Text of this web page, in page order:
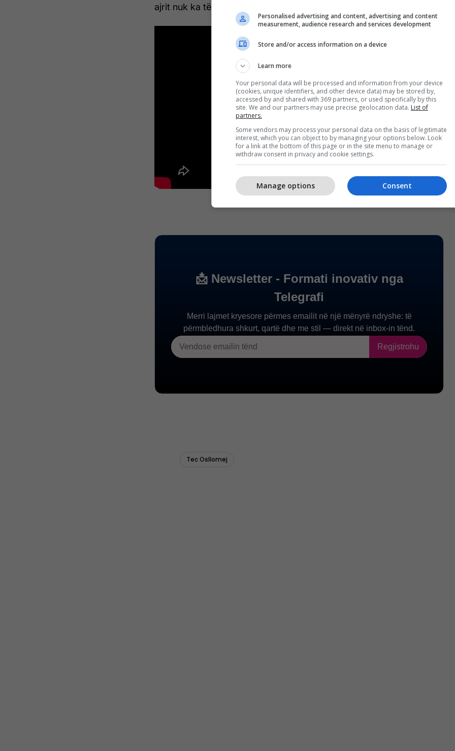
ajrit nuk ka të dhëna për Kërçovën.
Tec Osllomej
Personalised advertising and content, advertising and content
measurement, audience research and services development
Store and/or access information on a device
Learn more
Your personal data will be processed and information from your device
(cookies, unique identifiers, and other device data) may be stored by,
accessed by and shared with 369 partners, or used specifically by this
site. We and our partners may use precise geolocation data. List of
partners.
Some vendors may process your personal data on the basis of legitimate
interest, which you can object to by managing your options below. Look
for a link at the bottom of this page or in the site menu to manage or
withdraw consent in privacy and cookie settings.
Consent
Manage options